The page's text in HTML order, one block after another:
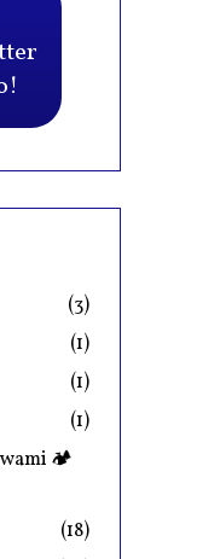
(3)
(1)
(1)
(1)
🏕️
(18)